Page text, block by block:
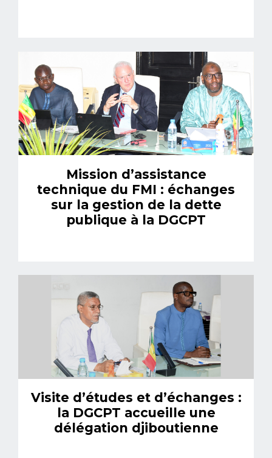
Mission d’assistance
technique du FMI : échanges
sur la gestion de la dette
publique à la DGCPT
Visite d’études et d’échanges :
la DGCPT accueille une
délégation djiboutienne